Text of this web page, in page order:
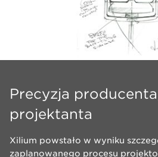
Precyzja
projektanta
Xilium powstało w wyniku
zaplanowanego procesu